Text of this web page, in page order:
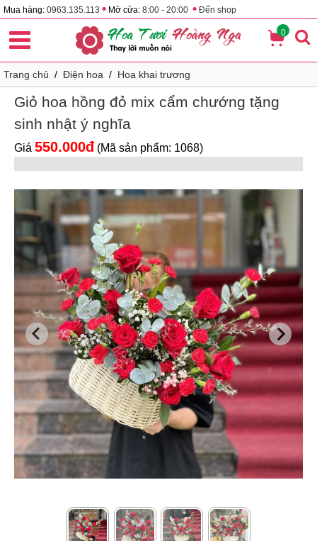
Mua hàng: 0963.135.113 • Mở cửa: 8:00 - 20:00 • Đến shop
0
Trang chủ / Điện hoa / Hoa khai trương
Giỏ hoa hồng đỏ mix cẩm chướng tặng
sinh nhật ý nghĩa
Giá 550.000đ (Mã sản phẩm: 1068)